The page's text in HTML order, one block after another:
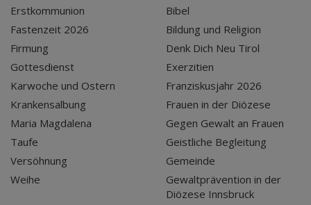
Erstkommunion
Fastenzeit 2026
Firmung
Gottesdienst
Karwoche und Ostern
Krankensalbung
Maria Magdalena
Taufe
Versöhnung
Weihe
Bibel
Bildung und Religion
Denk Dich Neu Tirol
Exerzitien
Franziskusjahr 2026
Frauen in der Diözese
Gegen Gewalt an Frauen
Geistliche Begleitung
Gemeinde
Gewaltprävention in der
Diözese Innsbruck